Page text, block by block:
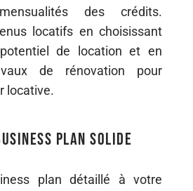
des crédits.
locatifs en choisissant
de location et en
de rénovation pour
locative.
plan solide
plan détaillé à votre